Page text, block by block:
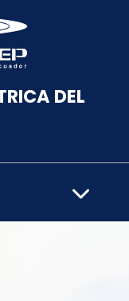
DEL